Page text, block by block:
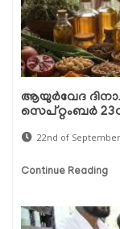
ആയുർവേദ
സെപ്റ്റംബർ
22nd of
Continue Reading